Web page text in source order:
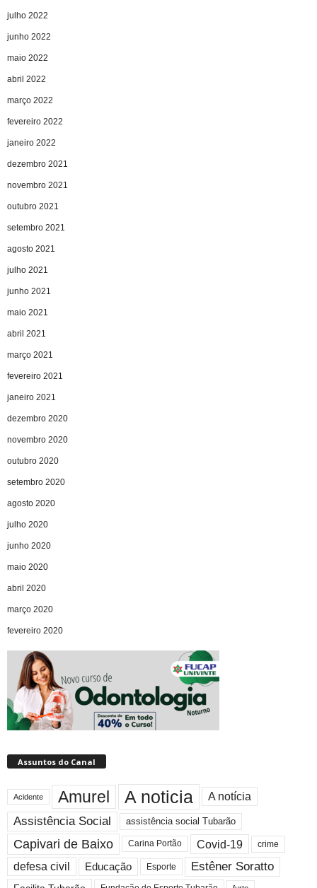
julho 2022
junho 2022
maio 2022
abril 2022
março 2022
fevereiro 2022
janeiro 2022
dezembro 2021
novembro 2021
outubro 2021
setembro 2021
agosto 2021
julho 2021
junho 2021
maio 2021
abril 2021
março 2021
fevereiro 2021
janeiro 2021
dezembro 2020
novembro 2020
outubro 2020
setembro 2020
agosto 2020
julho 2020
junho 2020
maio 2020
abril 2020
março 2020
fevereiro 2020
Assuntos do Canal
Acidente Amurel A noticia A notícia
Assistência Social assistência social Tubarão
Capivari de Baixo Carina Portão Covid-19 crime
defesa civil Educação Esporte Estêner Soratto